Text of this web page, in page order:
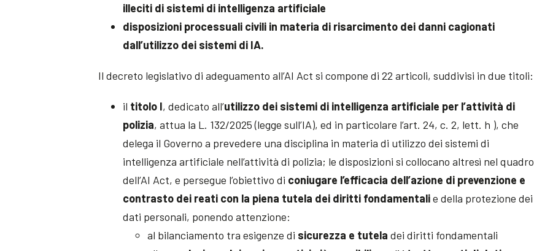
illeciti di sistemi di intelligenza artificiale
disposizioni processuali civili in materia di risarcimento dei danni cagionati
dall’utilizzo dei sistemi di IA.
Il decreto legislativo di adeguamento all’AI Act si compone di 22 articoli, suddivisi in due titoli:
il titolo I, dedicato all’utilizzo dei sistemi di intelligenza artificiale per l’attività di
polizia, attua la L. 132/2025 (legge sull’IA), ed in particolare l’art. 24, c. 2, lett. h ), che
delega il Governo a prevedere una disciplina in materia di utilizzo dei sistemi di
intelligenza artificiale nell’attività di polizia; le disposizioni si collocano altresì nel quadro
dell’AI Act, e persegue l’obiettivo di coniugare l’efficacia dell’azione di prevenzione e
contrasto dei reati con la piena tutela dei diritti fondamentalie della protezione dei
dati personali, ponendo attenzione:
al bilanciamento tra esigenze di sicurezza e tutela dei diritti fondamentali